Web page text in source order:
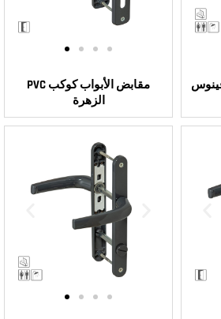
PVC مقابض الأبواب كوكب
الزهرة